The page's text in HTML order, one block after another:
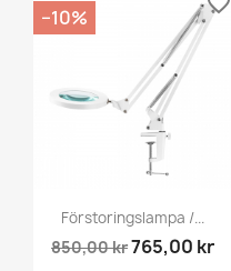
Förstoringslampa /...
850,00 kr765,00 kr
−10%